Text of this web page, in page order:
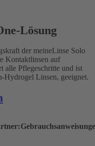
Lösung
der meineLinse Solo
Kontaktlinsen auf
alle Pflegeschritte und ist
Linsen, geeignet.